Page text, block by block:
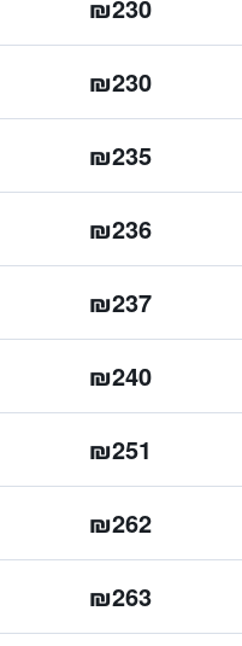
₪230
₪230
₪235
₪236
₪237
₪240
₪251
₪262
₪263